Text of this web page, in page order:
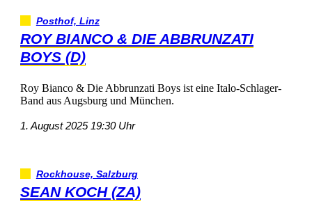
Posthof,Linz
ROYBIANCO&DIEABBRUNZATI
BOYS(D)
RoyBianco&DieAbbrunzatiBoysisteineItalo-Schlager-
BandausAugsburgundMünchen.
1.August202519:30Uhr
Rockhouse,Salzburg
SEANKOCH(ZA)